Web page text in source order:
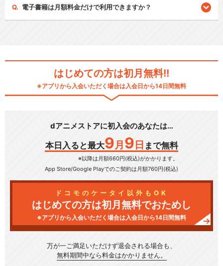
電子書籍は月額料金だけで利用できますか？
はじめての方は初月無料!!
※アプリから入会いただく場合は入会日から14日間無料
dアニメストアに初入会のあなたは…
本日入ると最大9 月 9 日 まで無料
※以降は月額660円(税込)がかかります。
App Store/Google Playでのご契約は月額760円(税込)
ドコモのケータイ以外もOK
はじめての方は初月無料でおためし
※アプリから入会いただく場合は入会日から14日間無料
万が一ご満足いただけず退会される場合も、
無料期間中なら料金はかかりません。